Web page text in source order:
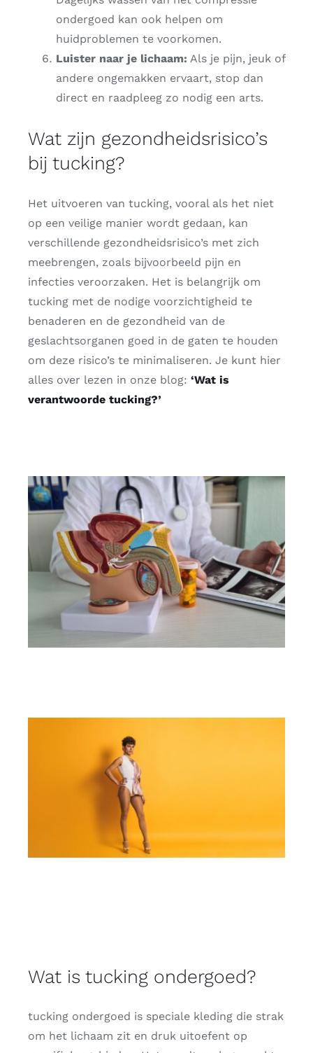
ondergoed kan ook helpen om
huidproblemen te voorkomen.
Luister naar je lichaam: Als je pijn, jeuk of
andere ongemakken ervaart, stop dan
direct en raadpleeg zo nodig een arts.
Wat zijn gezondheidsrisico’s
bij tucking?
Het uitvoeren van tucking, vooral als het niet
op een veilige manier wordt gedaan, kan
verschillende gezondheidsrisico’s met zich
meebrengen, zoals bijvoorbeeld pijn en
infecties veroorzaken. Het is belangrijk om
tucking met de nodige voorzichtigheid te
benaderen en de gezondheid van de
geslachtsorganen goed in de gaten te houden
om deze risico’s te minimaliseren. Je kunt hier
alles over lezen in onze blog: ‘Wat is
verantwoorde tucking?’
Wat is tucking ondergoed?
tucking ondergoed is speciale kleding die strak
om het lichaam zit en druk uitoefent op